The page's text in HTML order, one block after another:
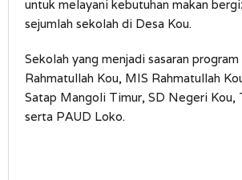
untuk melayani kebutuhan makan
sejumlah sekolah di Desa Kou.
Sekolah yang menjadi sasaran
Rahmatullah Kou, MIS Rahmatullah
Satap Mangoli Timur, SD Negeri Kou,
serta PAUD Loko.